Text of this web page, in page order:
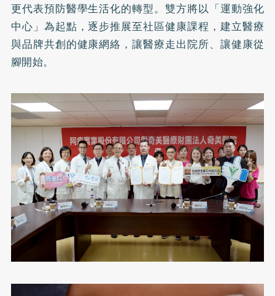
更代表預防醫學生活化的轉型。雙方將以「運動強化
中心」為起點，逐步推展至社區健康課程，建立醫療
與品牌共創的健康網絡，讓醫療走出院所、讓健康從
腳開始。